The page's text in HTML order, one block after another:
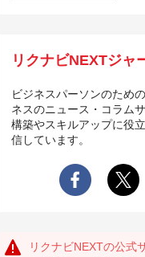
リクナビNEXTジャ
ビジネスパーソンのため
ネスのニュース・コラム
構築やスキルアップに役
信しています。
リクナビNEXTの公式